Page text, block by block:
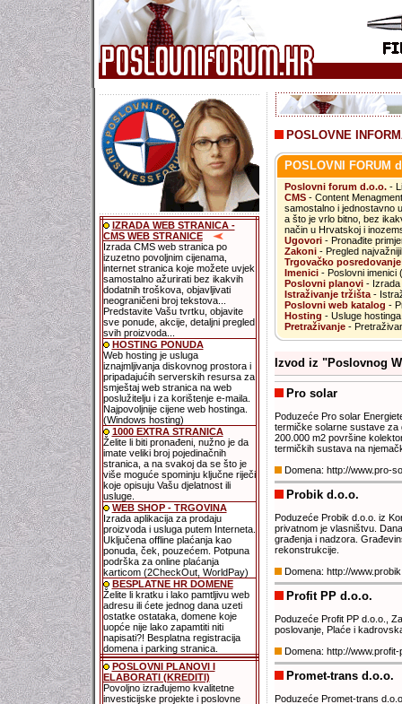
IZRADA WEB STRANICA -
CMS WEB STRANICE
Izrada CMS web stranica po
izuzetno povoljnim cijenama,
internet stranica koje možete uvjek
samostalno ažurirati bez ikakvih
dodatnih troškova, objavljivati
neograničeni broj tekstova...
Predstavite Vašu tvrtku, objavite
sve ponude, akcije, detaljni pregled
svih proizvoda...
HOSTING PONUDA
Web hosting je usluga
iznajmljivanja diskovnog prostora i
pripadajućih serverskih resursa za
smještaj web stranica na web
poslužitelju i za korištenje e-maila.
Najpovoljnije cijene web hostinga.
(Windows hosting)
1000 EXTRA STRANICA
Želite li biti pronađeni, nužno je da
imate veliki broj pojedinačnih
stranica, a na svakoj da se što je
više moguće spominju ključne riječi
koje opisuju Vašu djelatnost ili
usluge.
WEB SHOP - TRGOVINA
Izrada aplikacija za prodaju
proizvoda i usluga putem Interneta.
Uključena offline plaćanja kao
ponuda, ček, pouzećem. Potpuna
podrška za online plaćanja
karticom (2CheckOut, WorldPay)
BESPLATNE HR DOMENE
Želite li kratku i lako pamtljivu web
adresu ili ćete jednog dana uzeti
ostatke ostataka, domene koje
uopće nije lako zapamtiti niti
napisati?! Besplatna registracija
domena i parking stranica.
POSLOVNI PLANOVI I
ELABORATI (KREDITI)
Povoljno izrađujemo kvalitetne
investicijske projekte i poslovne
POSLOVNE
POSLOVNI FORUM
Poslovni forum d.o.o.-
CMS- Content
samostalno i jednostavno
a što je vrlo bitno, bez
način u Hrvatskoj i
Ugovori- Pronađite
Zakoni- Pregled
Trgovačko posredovanje
Imenici- Poslovni imenici
Poslovni planovi- Izrada
Istraživanje tržišta-
Poslovni web katalog -
Hosting - Usluge
Pretraživanje-
Izvod iz "Poslovnog
Pro solar
Poduzeće Pro solar
termičke solarne sustave za
200.000 m2 površine
termičkih sustava na
Domena: http://www.pro-
Probik d.o.o.
Poduzeće Probik d.o.o. iz
privatnom je vlasništvu.
građenja i nadzora.
rekonstrukcije.
Domena: http://
Profit PP d.o.o.
Poduzeće Profit PP d.o.o.,
poslovanje, Plaće i
Domena: http://
Promet-trans d.o.o.
Poduzeće Promet-trans